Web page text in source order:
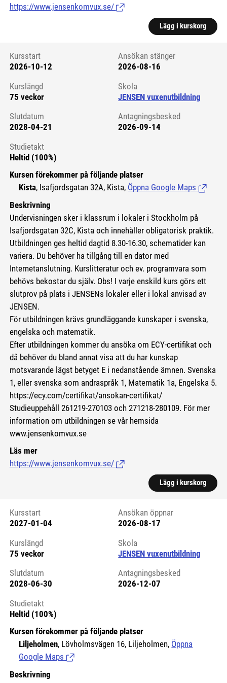
https://www.jensenkomvux.se/ (Länk till extern sida.)
Lägg i kurskorg
Kursstart 6074962
Kursstart
2026-10-12
Ansökan stänger
2026-08-16
Kurslängd
75 veckor
Skola
JENSEN vuxenutbildning
Slutdatum
2028-04-21
Antagningsbesked
2026-09-14
Studietakt
Heltid (100%)
Kursen förekommer på följande platser
Kista, Isafjordsgatan 32A, Kista, Öppna Google Maps (Länk
Beskrivning
Undervisningen sker i klassrum i lokaler i Stockholm på
Isafjordsgatan 32C, Kista och innehåller obligatorisk praktik.
Utbildningen ges heltid dagtid 8.30-16.30, schematider kan
variera. Du behöver ha tillgång till en dator med
Internetanslutning. Kurslitteratur och ev. programvara som
behövs bekostar du själv. Obs! I varje enskild kurs görs ett
slutprov på plats i JENSENs lokaler eller i lokal anvisad av
JENSEN.
För utbildningen krävs grundläggande kunskaper i svenska,
engelska och matematik.
Efter utbildningen kommer du ansöka om ECY-certifikat och
då behöver du bland annat visa att du har kunskap
motsvarande lägst betyget E i nedanstående ämnen. Svenska
1, eller svenska som andraspråk 1, Matematik 1a, Engelska 5.
https://ecy.com/certifikat/ansokan-certifikat/
Studieuppehåll 261219-270103 och 271218-280109. För mer
information om utbildningen se vår hemsida
www.jensenkomvux.se
Läs mer
https://www.jensenkomvux.se/ (Länk till extern sida.)
Lägg i kurskorg
Kursstart 6299173
Kursstart
2027-01-04
Ansökan öppnar
2026-08-17
Kurslängd
75 veckor
Skola
JENSEN vuxenutbildning
Slutdatum
2028-06-30
Antagningsbesked
2026-12-07
Studietakt
Heltid (100%)
Kursen förekommer på följande platser
Liljeholmen, Lövholmsvägen 16, Liljeholmen, Öppna
Google Maps (Länk till extern sida.)
Beskrivning